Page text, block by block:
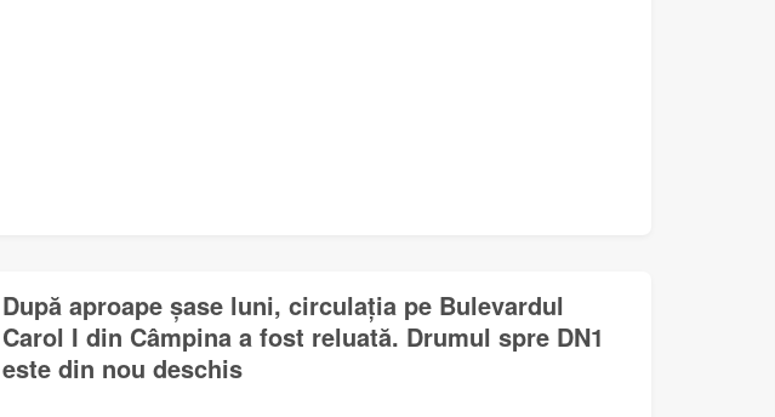
După aproape șase luni, circulația pe Bulevardul
Carol I din Câmpina a fost reluată. Drumul spre DN1
este din nou deschis